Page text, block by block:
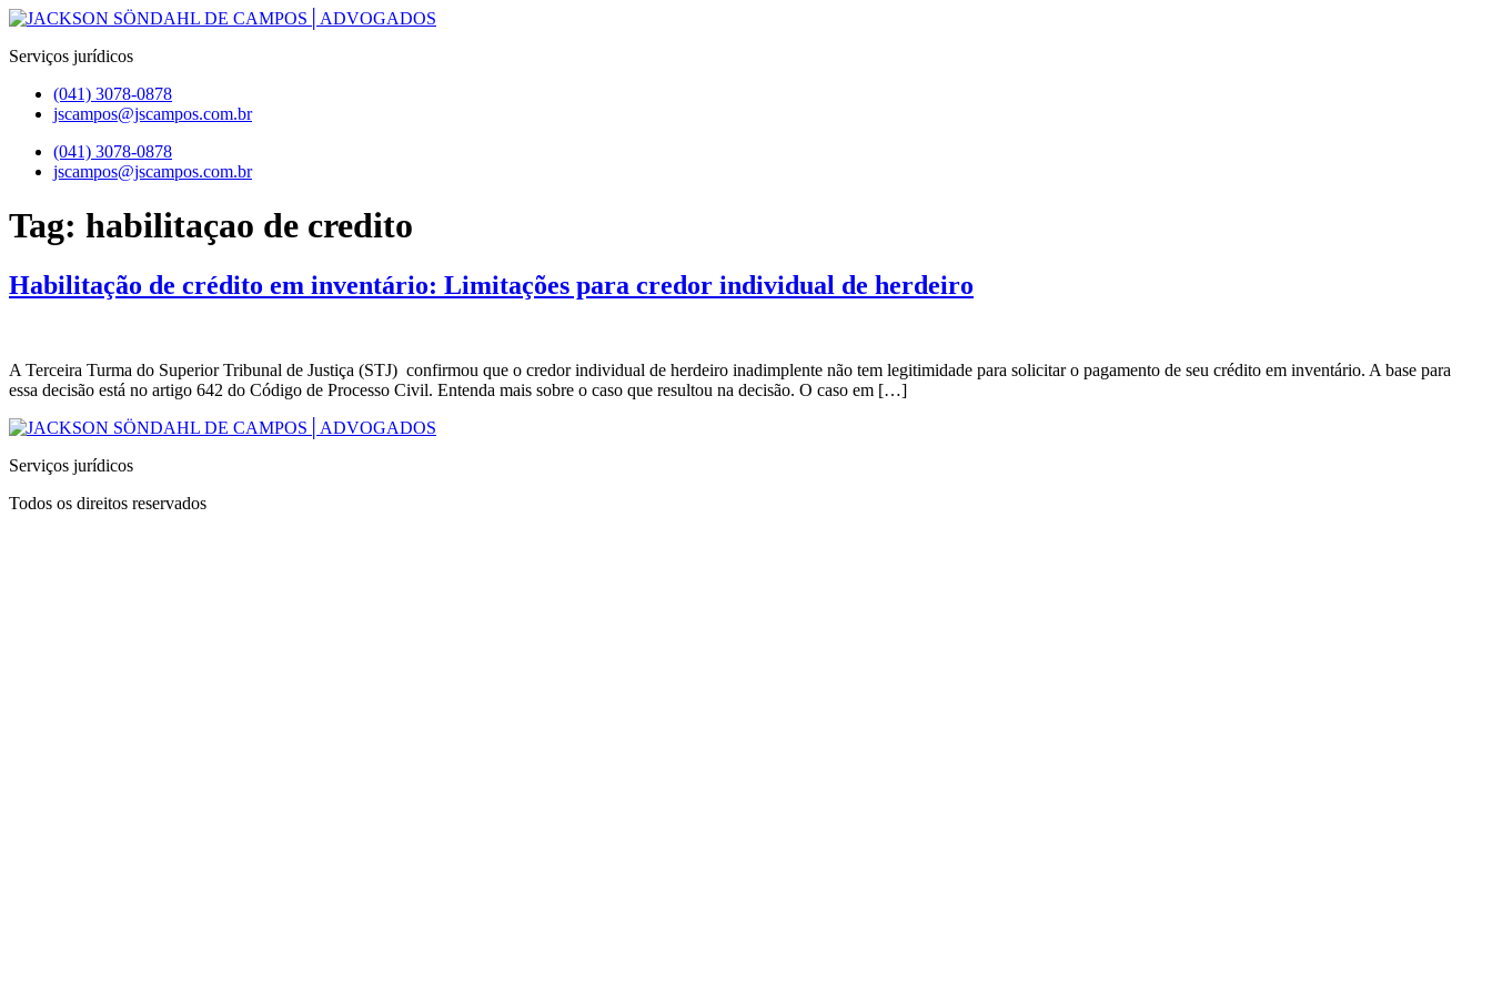
Pular
o
Serviços jurídicos
(041) 3078-0878
jscampos@jscampos.com.br
Menu
(041) 3078-0878
jscampos@jscampos.com.br
Tag: habilitaçao de credito
Habilitação de crédito em inventário: Limitações para credor individual de herdeiro
A Terceira Turma do Superior Tribunal de Justiça (STJ) confirmou que o credor individual de herdeiro inadimplente não tem legitimidade para solicitar o pagamento de seu crédito em inventário. A base para
essa decisão está no artigo 642 do Código de Processo Civil. Entenda mais sobre o caso que resultou na decisão. O caso em […]
Serviços jurídicos
Todos os direitos reservados